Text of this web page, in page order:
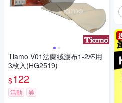
Tiamo V01法蘭絨濾布1-2杯用
3枚入(HG2519)
$122
活動 券